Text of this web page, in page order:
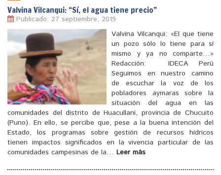
Valvina Vilcanqui: “Sí, el agua tiene precio”
Publicado: 27 septiembre, 2019
[ ]
Valvina Vilcanqui: «El que tiene
un pozo sólo lo tiene para sí
mismo y ya no comparte…»
Redacción: IDECA Perú
Seguimos en nuestro camino
de escuchar la voz de los
pobladores aymaras sobre la
situación del agua en las
comunidades del distrito de Huacullani, provincia de Chucuito
(Puno). En ello, se percibe que, pese a la buena intención del
Estado, los programas sobre gestión de recursos hídricos
tienen impactos significados en la vivencia particular de las
comunidades campesinas de la… Leer más